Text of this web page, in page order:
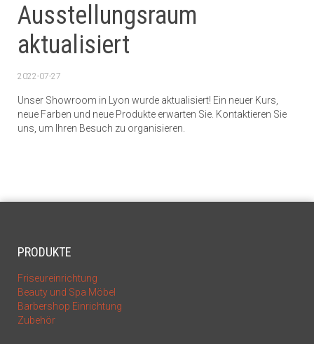
Ausstellungsraum
aktualisiert
2022-07-27
Unser Showroom in Lyon wurde aktualisiert! Ein neuer Kurs,
neue Farben und neue Produkte erwarten Sie. Kontaktieren Sie
uns, um Ihren Besuch zu organisieren.
PRODUKTE
Friseureinrichtung
Beauty und Spa Möbel
Barbershop Einrichtung
Zubehör